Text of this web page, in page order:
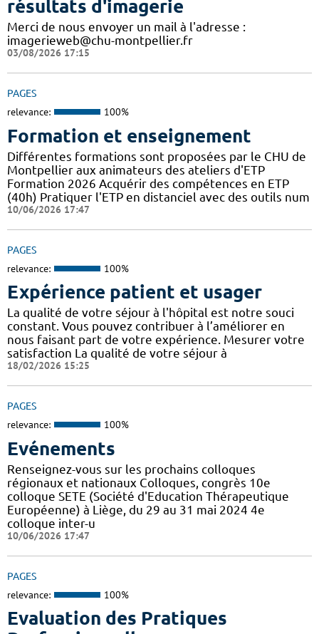
résultats d'imagerie
Merci de nous envoyer un mail à l'adresse :
imagerieweb@chu-montpellier.fr
03/08/2026 17:15
PAGES
relevance: 100%
Formation et enseignement
Différentes formations sont proposées par le CHU de
Montpellier aux animateurs des ateliers d'ETP
Formation 2026 Acquérir des compétences en ETP
(40h) Pratiquer l'ETP en distanciel avec des outils num
10/06/2026 17:47
PAGES
relevance: 100%
Expérience patient et usager
La qualité de votre séjour à l'hôpital est notre souci
constant. Vous pouvez contribuer à l’améliorer en
nous faisant part de votre expérience. Mesurer votre
satisfaction La qualité de votre séjour à
18/02/2026 15:25
PAGES
relevance: 100%
Evénements
Renseignez-vous sur les prochains colloques
régionaux et nationaux Colloques, congrès 10e
colloque SETE (Société d'Education Thérapeutique
Européenne) à Liège, du 29 au 31 mai 2024 4e
colloque inter-u
10/06/2026 17:47
PAGES
relevance: 100%
Evaluation des Pratiques